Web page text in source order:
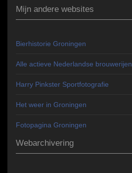
Mijn andere websites
Bierhistorie Groningen
Alle actieve Nederlandse brouwerijen
Harry Pinkster Sportfotografie
Het weer in Groningen
Fotopagina Groningen
Webarchivering